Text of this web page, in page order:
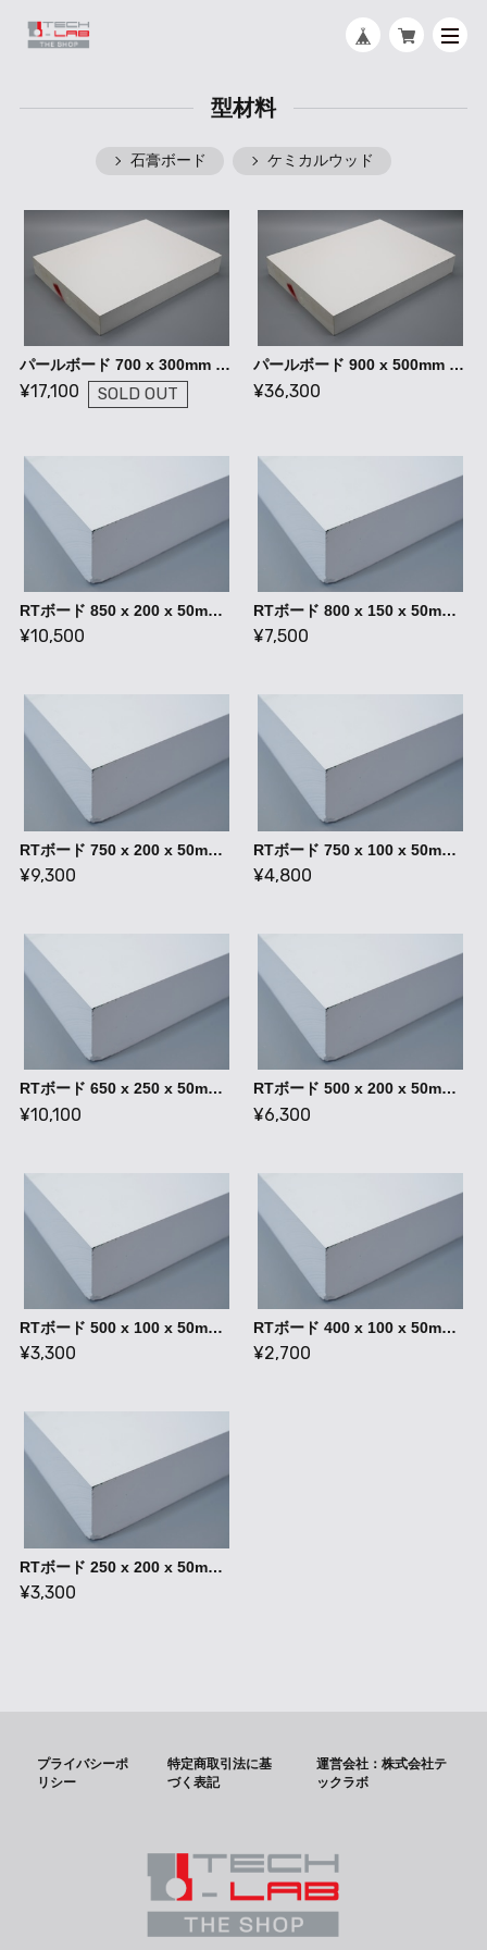
型材料
石膏ボード ケミカルウッド
パールボード 700 x 300mm / 石膏ボード 型成形 ハンドレイアップ
¥17,100 SOLD OUT
パールボード 900 x 500mm / 石膏ボード 型成形 ハンドレイアップ
¥36,300
RTボード 850 x 200 x 50mm / 石膏ボード 型成形 ハンドレイアップ
¥10,500
RTボード 800 x 150 x 50mm / 石膏ボード 型成形 ハンドレイアップ
¥7,500
RTボード 750 x 200 x 50mm / 石膏ボード 型成形 ハンドレイアップ
¥9,300
RTボード 750 x 100 x 50mm / 石膏ボード 型成形 ハンドレイアップ
¥4,800
RTボード 650 x 250 x 50mm / 石膏ボード 型成形 ハンドレイアップ
¥10,100
RTボード 500 x 200 x 50mm / 石膏ボード 型成形 ハンドレイアップ
¥6,300
RTボード 500 x 100 x 50mm / 石膏ボード 型成形 ハンドレイアップ
¥3,300
RTボード 400 x 100 x 50mm / 石膏ボード 型成形 ハンドレイアップ
¥2,700
RTボード 250 x 200 x 50mm / 石膏ボード 型成形 ハンドレイアップ
¥3,300
プライバシーポ
リシー
特定商取引法に基
づく表記
運営会社：株式会社テ
ックラボ